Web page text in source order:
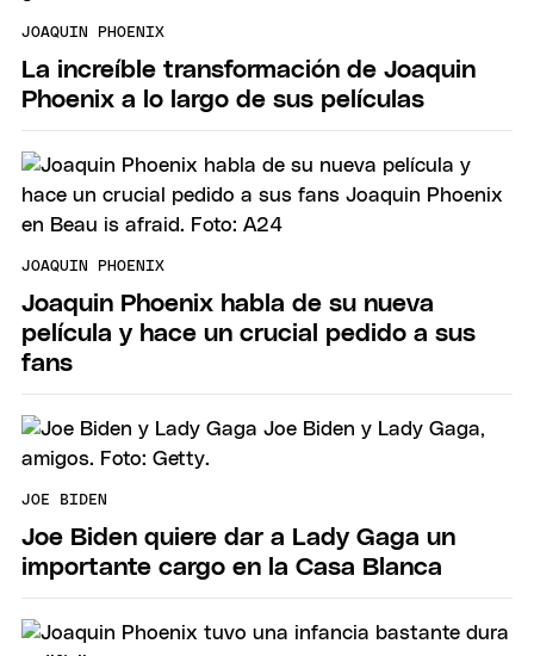
JOAQUIN PHOENIX
La increíble transformación de Joaquin
Phoenix a lo largo de sus películas
JOAQUIN PHOENIX
Joaquin Phoenix habla de su nueva
película y hace un crucial pedido a sus
fans
JOE BIDEN
Joe Biden quiere dar a Lady Gaga un
importante cargo en la Casa Blanca